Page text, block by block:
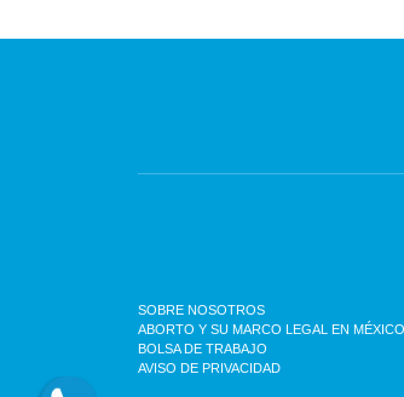
SOBRE NOSOTROS
ABORTO Y SU MARCO LEGAL EN MÉXICO.
BOLSA DE TRABAJO
AVISO DE PRIVACIDAD